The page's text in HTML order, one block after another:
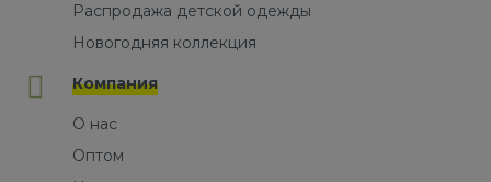
Распродажа детской одежды
Новогодняя коллекция
Компания
О нас
Оптом